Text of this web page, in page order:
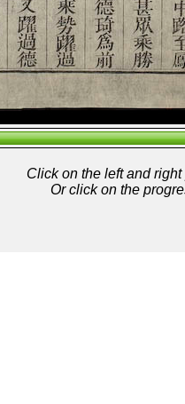
Click on the left and
Or click on the